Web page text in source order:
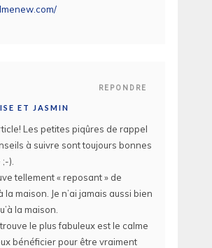
REPONDRE
ET JASMIN
Les petites piqûres de rappel
à suivre sont toujours bonnes
).
tellement « reposant » de
la maison. Je n’ai jamais aussi bien
la maison.
le plus fabuleux est le calme
bénéficier pour être vraiment